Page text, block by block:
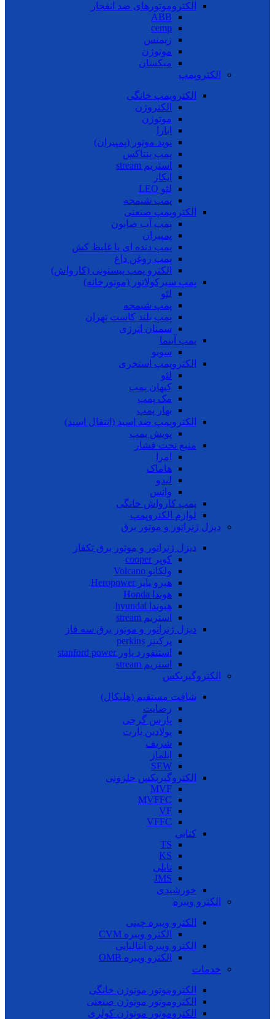
الکتروموتورهای ضد انفجار
ABB
cemp
زیمنس
موتوژن
میکسان
الکتروپمپ
الکتروپمپ خانگی
الکتروژن
موتوژن
ابارا
نوید موتور (پمپیران)
پمپ پنتاکس
استریم stream
ایکار
لئو LEO
پمپ شیمجه
الکتروپمپ صنعتی
پمپ آب صابون
پمپیران
پمپ دنده ای یا غلیظ کش
پمپ روغن داغ
الکترو پمپ پیستونی (کارواش)
پمپ سیرکولاتور (موتورخانه)
لئو
پمپ شیمجه
پمپ بلند کاست تهران
سمنان انرژی
پمپ آبنما
سوبو
الکتروپمپ استخری
لئو
کیهان پمپ
مک پمپ
بهار پمپ
الکتروپمپ ضد اسید (انتقال اسید)
پویش پمپ
منبع تحت فشار
امرا
هاماک
لیدو
واتس
پمپ کارواش خانگی
لوازم الکتروپمپ
دیزل ژنراتور و موتور برق
دیزل ژنراتور و موتور برق تکفاز
کوپر cooper
ولکانو Volcano
هیرو پاپر Heropower
هوندا Honda
هیوندا hyundai
استریم stream
دیزل ژنراتور و موتور برق سه فاز
پرکینز perkins
استنفورد پاور stanford power
استریم stream
الکتروگیربکس
شافت مستقیم (هلیکال)
رضایت
پارس گرجی
پولادین پارت
شریف
ایلماز
SEW
الکتروگیربکس حلزونی
MVF
MVFFC
VF
VFFC
کتابی
TS
KS
تایلی
JMS
خورشیدی
الکترو ویبره
الکترو ویبره چینی
الکترو ویبره CVM
الکترو ویبره ایتالیایی
الکترو ویبره OMB
خدمات
الکتروموتور موتوژن خانگی
الکتروموتور موتوژن صنعتی
الکتروموتور موتوژن کولری